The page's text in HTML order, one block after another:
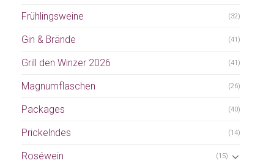
Frühlingsweine (32)
Gin & Brände (41)
Grill den Winzer 2026 (41)
Magnumflaschen (26)
Packages (40)
Prickelndes (14)
Roséwein (15)